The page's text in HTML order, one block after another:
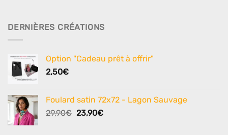
DERNIÈRES CRÉATIONS
Option "Cadeau prêt à offrir"
2,50€
Foulard satin 72x72 - Lagon Sauvage
29,90€ Le
23,90€Le